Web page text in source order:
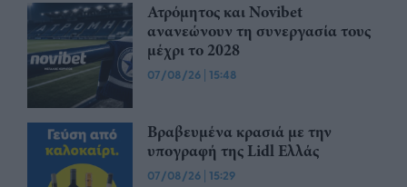
Ατρόμητος και Novibet
ανανεώνουν τη συνεργασία τους
μέχρι το 2028
07/08/26 | 15:48
Βραβευμένα κρασιά με την
υπογραφή της Lidl Ελλάς
07/08/26 | 15:29